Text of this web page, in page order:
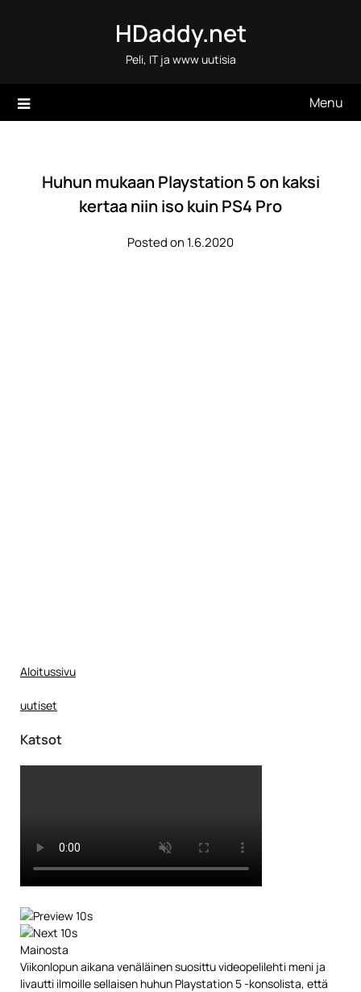
HDaddy.net
Peli, IT ja www uutisia
Menu
Huhun mukaan Playstation 5 on kaksi
kertaa niin iso kuin PS4 Pro
Posted on 1.6.2020
Aloitussivu
uutiset
Katsot
Mainosta
Viikonlopun aikana venäläinen suosittu videopelilehti meni ja
livautti ilmoille sellaisen huhun Playstation 5 -konsolista, että